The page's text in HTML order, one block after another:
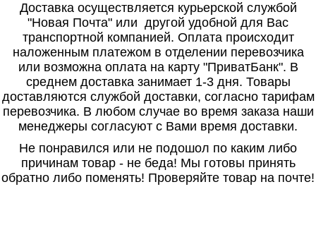
Доставка осуществляется курьерской службой
"Новая Почта" или другой удобной для Вас
транспортной компанией. Оплата происходит
наложенным платежом в отделении перевозчика
или возможна оплата на карту "ПриватБанк". В
среднем доставка занимает 1-3 дня. Товары
доставляются службой доставки, согласно тарифам
перевозчика. В любом случае во время заказа наши
менеджеры согласуют с Вами время доставки.
Не понравился или не подошол по каким либо
причинам товар - не беда! Мы готовы принять
обратно либо поменять! Проверяйте товар на почте!